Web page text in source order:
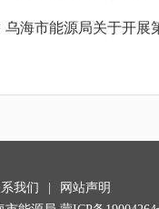
乌海市能源局关于开展
我们
网站声明